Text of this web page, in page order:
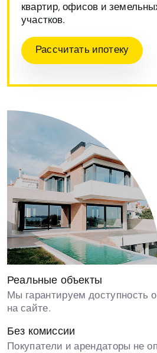
квартир, офисов и
участков.
Рассчитать ипотеку
Реальные объекты
Мы гарантируем доступность
на сайте.
Без комиссии
Покупатели и арендаторы не